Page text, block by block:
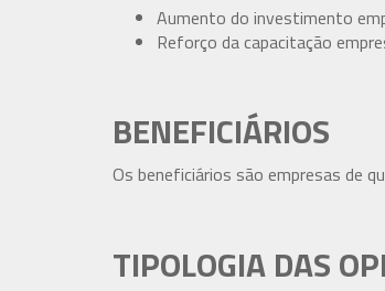
Aumento do investimento
Reforço da capacitação
BENEFICIÁRIOS
Os beneficiários são empresas de
TIPOLOGIA DAS